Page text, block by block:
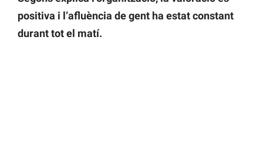
positiva i l’afluència de gent ha estat constant
durant tot el matí.